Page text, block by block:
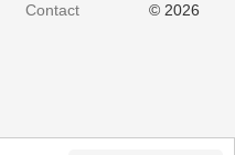
Contact © 2026